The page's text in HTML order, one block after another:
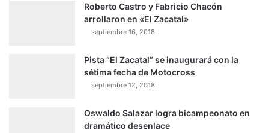
Roberto Castro y Fabricio Chacón
arrollaron en «El Zacatal»
septiembre 16, 2018
Pista “El Zacatal” se inaugurará con la
sétima fecha de Motocross
septiembre 12, 2018
Oswaldo Salazar logra bicampeonato en
dramático desenlace